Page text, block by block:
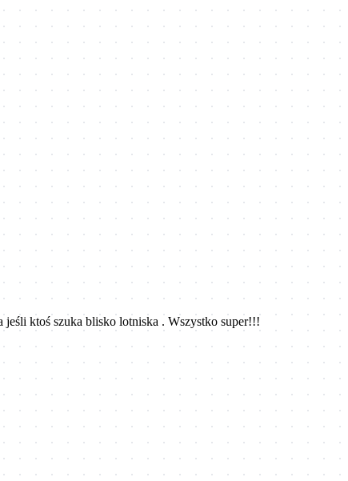
jeśli ktoś szuka blisko lotniska . Wszystko super!!!